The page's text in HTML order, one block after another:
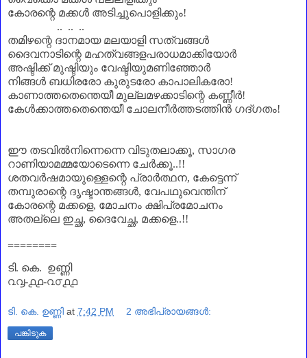
കോരന്റെ മക്കൾ അടിച്ചുപൊളിക്കും!
.. .. ..
തമിഴന്റെ ദാനമായ മലയാളി സത്വങ്ങൾ
ദൈവനാടിന്റെ മഹത്വങ്ങളപരാധമാക്കിയോർ
അഷ്ടിക്ക് മുഷ്ടിയും വേഷ്ടിയുമണിഞ്ഞോർ
നിങ്ങൾ ബധിരരോ കുരുടരോ കാപാലികരോ!
കാണാത്തതെന്തെയീ മുല്ലമഴക്കാടിന്റെ കണ്ണീർ!
കേൾക്കാത്തതെന്തെയീ ചോലനീർത്തടത്തിൻ ഗദ്ഗതം!
ഈ തടവിൽനിന്നെന്നെ വിടുതലാക്കൂ, സാഗര
റാണിയാമമ്മയോടെന്നെ ചേർക്കൂ..!!
ശതവർഷമായുള്ളെന്റെ പ്രാർത്ഥന, കേട്ടെന്ന്
തമ്പുരാന്റെ ദൃഷ്ടാന്തങ്ങൾ, വേപഥുവെന്തിന്‌
കോരന്റെ മക്കളെ, മോചനം ക്ഷിപ്രമോചനം
അതല്ലെ ഇച്ഛ, ദൈവേച്ഛ, മക്കളെ..!!
========
ടി. കെ. ഉണ്ണി
൨൮-൧൧-൨൦൧൧
ടി. കെ. ഉണ്ണി at 7:42 PM 2 അഭിപ്രായങ്ങൾ:
പങ്കിടുക